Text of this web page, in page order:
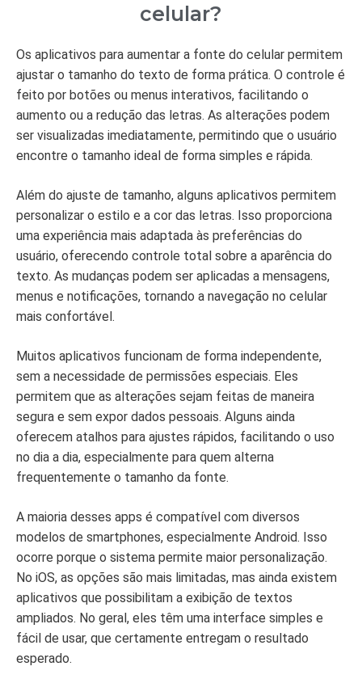
celular?
Os aplicativos para aumentar a fonte do celular permitem
ajustar o tamanho do texto de forma prática. O controle é
feito por botões ou menus interativos, facilitando o
aumento ou a redução das letras. As alterações podem
ser visualizadas imediatamente, permitindo que o usuário
encontre o tamanho ideal de forma simples e rápida.
Além do ajuste de tamanho, alguns aplicativos permitem
personalizar o estilo e a cor das letras. Isso proporciona
uma experiência mais adaptada às preferências do
usuário, oferecendo controle total sobre a aparência do
texto. As mudanças podem ser aplicadas a mensagens,
menus e notificações, tornando a navegação no celular
mais confortável.
Muitos aplicativos funcionam de forma independente,
sem a necessidade de permissões especiais. Eles
permitem que as alterações sejam feitas de maneira
segura e sem expor dados pessoais. Alguns ainda
oferecem atalhos para ajustes rápidos, facilitando o uso
no dia a dia, especialmente para quem alterna
frequentemente o tamanho da fonte.
A maioria desses apps é compatível com diversos
modelos de smartphones, especialmente Android. Isso
ocorre porque o sistema permite maior personalização.
No iOS, as opções são mais limitadas, mas ainda existem
aplicativos que possibilitam a exibição de textos
ampliados. No geral, eles têm uma interface simples e
fácil de usar, que certamente entregam o resultado
esperado.